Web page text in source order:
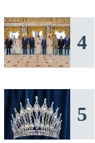
4
5